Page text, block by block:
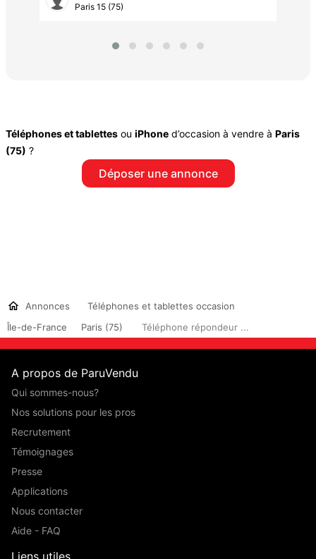
Paris 15 (75)
Téléphones et tablettes ou iPhone d’occasion à vendre à Paris
(75) ?
Déposer une annonce
Annonces
Téléphones et tablettes occasion
Île-de-France
Paris (75) Téléphone répondeur ...
A propos de ParuVendu
Qui sommes-nous?
Nos solutions pour les pros
Recrutement
Témoignages
Presse
Applications
Nous contacter
Aide - FAQ
Liens utiles